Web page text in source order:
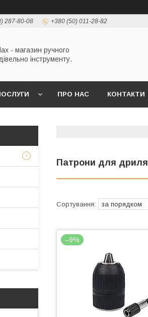
287-80-08 +380 (50) 011-28-82
- магазин ручного
інструменту.
ПРО НАС КОНТАКТИ
Патрони для дриля
–9%